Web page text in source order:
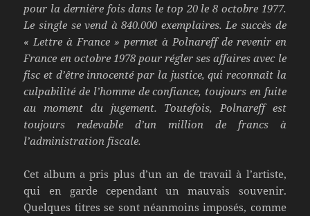
pour la dernière fois dans le top 20 le 8 octobre 1977.
Le single se vend à 840.000 exemplaires. Le succès de
« Lettre à France » permet à Polnareff de revenir en
France en octobre 1978 pour régler ses affaires avec le
fisc et d’être innocenté par la justice, qui reconnaît la
culpabilité de l’homme de confiance, toujours en fuite
au moment du jugement. Toutefois, Polnareff est
toujours redevable d’un million de francs à
l’administration fiscale.
Cet album a pris plus d’un an de travail à l’artiste,
qui en garde cependant un mauvais souvenir.
Quelques titres se sont néanmoins imposés, comme